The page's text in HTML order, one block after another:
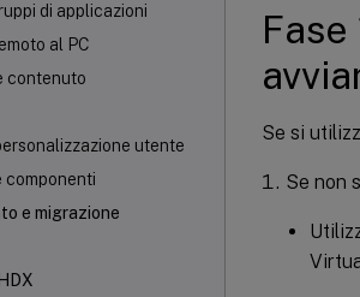
di applicazioni
al PC
contenuto
utente
componenti
e migrazione
Se si
Se non